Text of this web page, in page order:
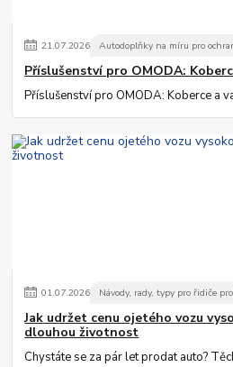
21.07.2026 Autodoplňky na míru pro
Příslušenství pro OMODA:
Příslušenství pro OMODA: Koberce a
01.07.2026 Návody, rady, typy pro řidiče
Jak udržet cenu ojetého vozu
dlouhou životnost
Chystáte se za pár let prodat auto?